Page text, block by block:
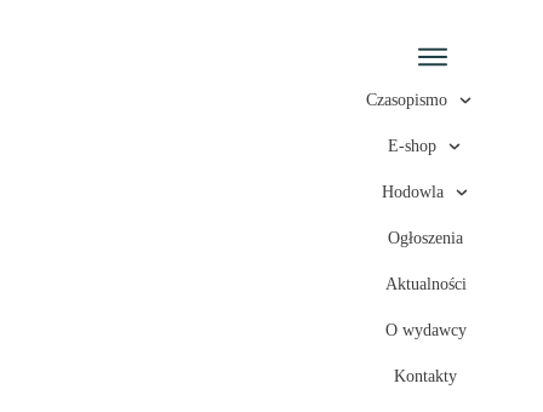
Czasopismo
E-shop
Hodowla
Ogłoszenia
Aktualności
O wydawcy
Kontakty